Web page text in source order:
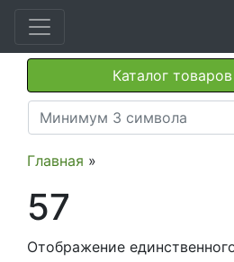
Каталог товаров
Главная »
57
Отображение